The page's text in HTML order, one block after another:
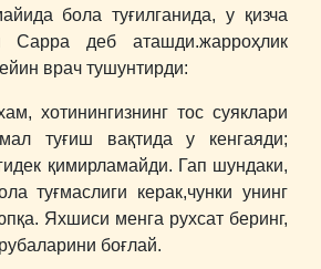
бола туғилганида, у қизча
Сарра деб аташди.жарроҳлик
врач тушунтирди:
хотинингизнинг тос суяклари
туғиш вақтида у кенгаяди;
қимирламайди. Гап шундаки,
туғмаслиги керак,чунки унинг
Яхшиси менга рухсат беринг,
боғлай.